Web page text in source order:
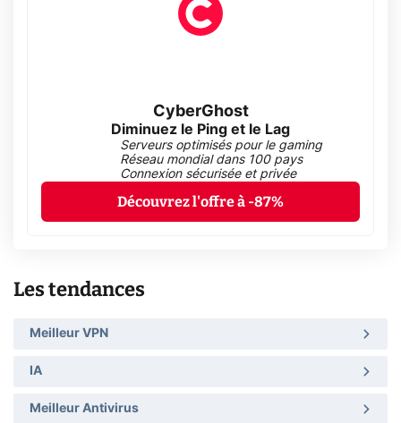
CyberGhost
Diminuez le Ping et le Lag
Serveurs optimisés pour le gaming
Réseau mondial dans 100 pays
Connexion sécurisée et privée
Découvrez l'offre à -87%
Les tendances
Meilleur VPN
IA
Meilleur Antivirus